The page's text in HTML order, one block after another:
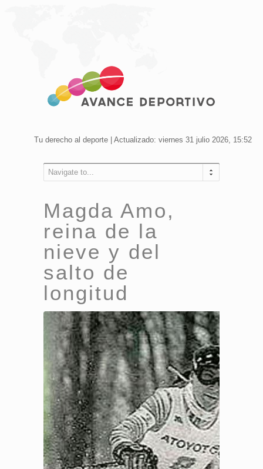
Tu derecho al deporte | Actualizado: viernes 31 julio 2026, 15:52
Navigate to...
Magda Amo,
reina de la
nieve y del
salto de
longitud